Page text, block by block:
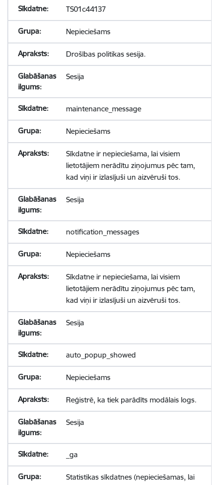
TS01c44137
Nepieciešams
Drošības politikas sesija.
Sesija
maintenance_message
Nepieciešams
Sīkdatne ir nepieciešama, lai visiem
lietotājiem nerādītu ziņojumus pēc tam,
kad viņi ir izlasījuši un aizvēruši tos.
Sesija
notification_messages
Nepieciešams
Sīkdatne ir nepieciešama, lai visiem
lietotājiem nerādītu ziņojumus pēc tam,
kad viņi ir izlasījuši un aizvēruši tos.
Sesija
auto_popup_showed
Nepieciešams
Reģistrē, ka tiek parādīts modālais logs.
Sesija
_ga
Statistikas sīkdatnes (nepieciešamas, lai